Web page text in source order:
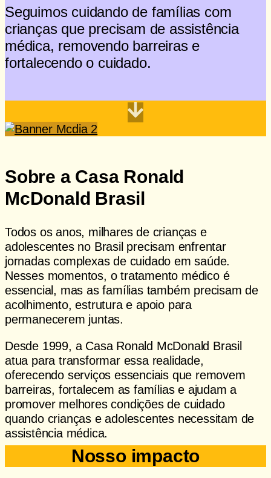
Seguimos cuidando de famílias com
crianças que precisam de assistência
médica, removendo barreiras e
fortalecendo o cuidado.
Sobre a Casa Ronald
McDonald Brasil
Todos os anos, milhares de crianças e
adolescentes no Brasil precisam enfrentar
jornadas complexas de cuidado em saúde.
Nesses momentos, o tratamento médico é
essencial, mas as famílias também precisam de
acolhimento, estrutura e apoio para
permanecerem juntas.
Desde 1999, a Casa Ronald McDonald Brasil
atua para transformar essa realidade,
oferecendo serviços essenciais que removem
barreiras, fortalecem as famílias e ajudam a
promover melhores condições de cuidado
quando crianças e adolescentes necessitam de
assistência médica.
Nosso impacto